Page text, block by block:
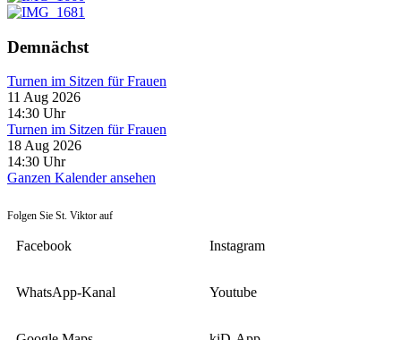
Demnächst
Turnen im Sitzen für Frauen
11 Aug 2026
14:30 Uhr
Turnen im Sitzen für Frauen
18 Aug 2026
14:30 Uhr
Ganzen Kalender ansehen
Folgen Sie St. Viktor auf
Facebook Instagram
WhatsApp-Kanal Youtube